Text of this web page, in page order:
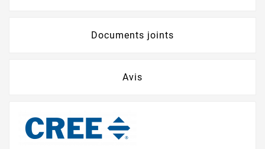
Documents joints
Avis